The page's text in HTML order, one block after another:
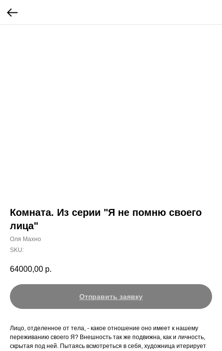
Комната. Из серии "Я не помню своего
лица"
Оля Махно
SKU:
64000,00 р.
Отправить заявку
Лицо, отделенное от тела, - какое отношение оно имеет к нашему
переживанию своего Я? Внешность так же подвижна, как и личность,
скрытая под ней. Пытаясь всмотреться в себя, художница итерирует